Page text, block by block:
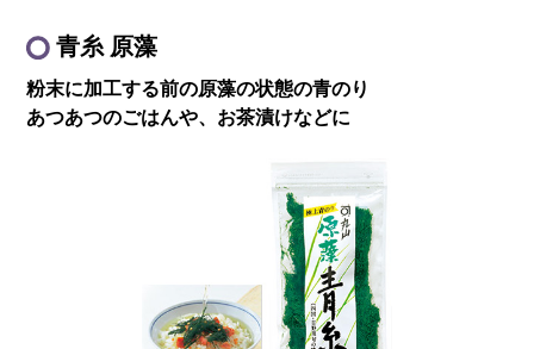
青糸 原藻
粉末に加工する前の原藻の状態の青のり
あつあつのごはんや、 お茶漬けなどに